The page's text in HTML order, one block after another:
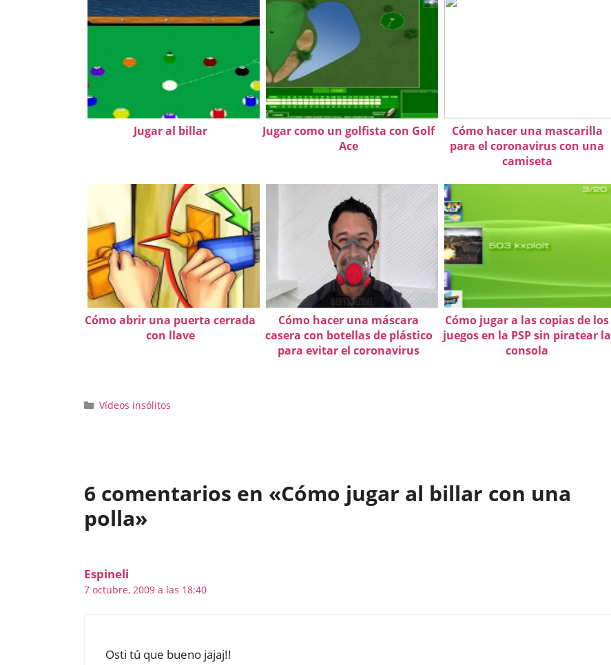
Jugar al billar
Jugar como un golfista con Golf
Ace
Cómo hacer una mascarilla
para el coronavirus con una
camiseta
Cómo abrir una puerta cerrada
con llave
Cómo hacer una máscara
casera con botellas de plástico
para evitar el coronavirus
Cómo jugar a las copias de los
juegos en la PSP sin piratear la
consola
Categorías
Vídeos insólitos
6 comentarios en «Cómo jugar al billar con una
polla»
Espineli
7 octubre, 2009 a las 18:40
Osti tú que bueno jajaj!!